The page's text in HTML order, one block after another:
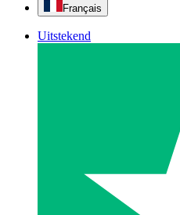
Français
Uitstekend